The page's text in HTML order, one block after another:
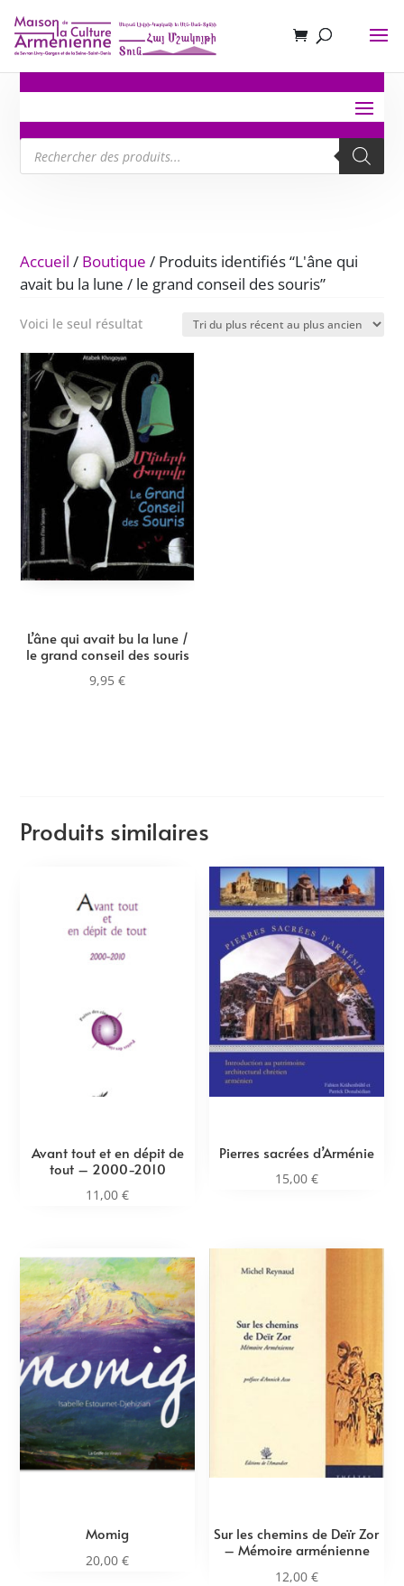
Recherche
de
produits
Accueil / Boutique / Produits identifiés “L'âne qui
avait bu la lune / le grand conseil des souris”
Voici le seul résultat
L’âne qui avait bu la lune /
le grand conseil des souris
9,95€
Produits similaires
Avant tout et en dépit de
tout – 2000-2010
11,00€
Pierres sacrées d’Arménie
15,00 €
Momig
20,00€
Sur les chemins de Deïr Zor
– Mémoire arménienne
12,00 €